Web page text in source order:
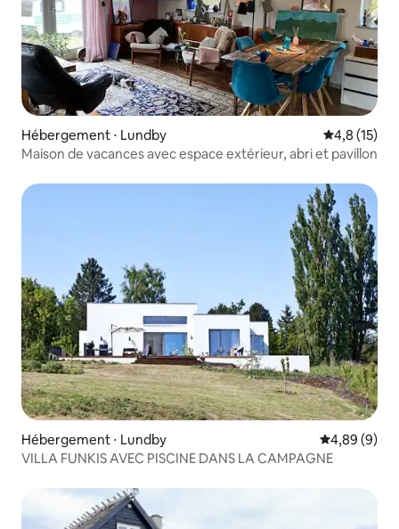
Hébergement ⋅ Lundby Évaluation
4,8 (15)
Maison de vacances avec espace extérieur, abri et pavillon
Hébergement ⋅ Lundby Évaluation
4,89 (9)
VILLA FUNKIS AVEC PISCINE DANS LA CAMPAGNE